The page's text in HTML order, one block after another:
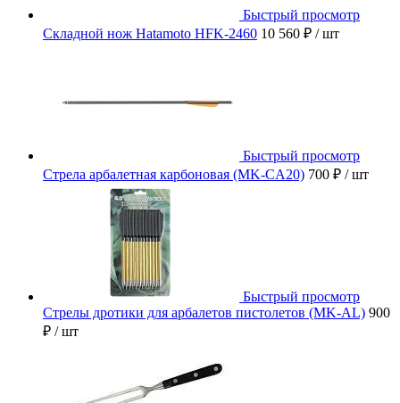
Быстрый просмотр
Складной нож Hatamoto HFK-2460 10 560 ₽ / шт
Быстрый просмотр
Стрела арбалетная карбоновая (MK-CA20) 700 ₽ / шт
Быстрый просмотр
Стрелы дротики для арбалетов пистолетов (MK-AL) 900
₽ / шт